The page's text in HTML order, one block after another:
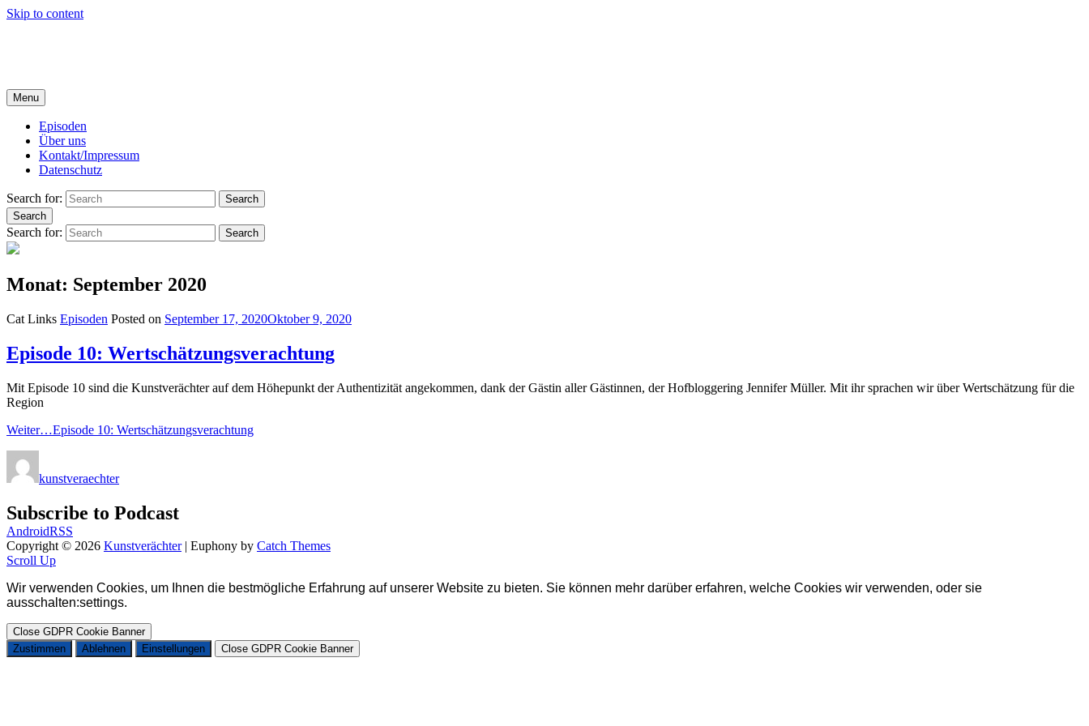
Skip to content
Menu
Episoden
Über uns
Kontakt/Impressum
Datenschutz
Search for:
Search
Search
Search for: Search
Monat: September 2020
Cat Links Episoden Posted on September 17, 2020Oktober 9, 2020
Episode 10: Wertschätzungsverachtung
Mit Episode 10 sind die Kunstverächter auf dem Höhepunkt der Authentizität angekommen, dank der Gästin aller Gästinnen, der Hofbloggering Jennifer Müller. Mit ihr sprachen wir über Wertschätzung für die
Region
Weiter…Episode 10: Wertschätzungsverachtung
kunstveraechter
Subscribe to Podcast
AndroidRSS
Copyright © 2026 Kunstverächter | Euphony by Catch Themes
Scroll Up
Wir verwenden Cookies, um Ihnen die bestmögliche Erfahrung auf unserer Website zu bieten. Sie können mehr darüber erfahren, welche Cookies wir verwenden, oder sie
ausschalten:settings.
Close GDPR Cookie Banner
Zustimmen
Ablehnen Einstellungen Close GDPR Cookie Banner